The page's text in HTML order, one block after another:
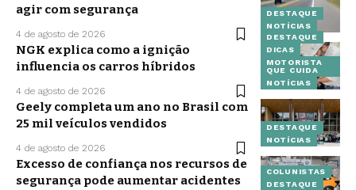
DESTAQUE
NOTÍCIAS
agir com segurança
4 de agosto de 2026
DESTAQUE
DICAS
MOTORISTA
QUE CUIDA
NOTÍCIAS
NGK explica como a ignição
influencia os carros híbridos
4 de agosto de 2026
DESTAQUE
NOTÍCIAS
Geely completa um ano no Brasil com
25 mil veículos vendidos
4 de agosto de 2026
COLUNISTAS
DESTAQUE
Excesso de confiança nos recursos de
segurança pode aumentar acidentes